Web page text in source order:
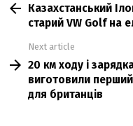
moreКазахстанський
старий VW Golf на
Next article
20 км ходу і
виготовили
для британців